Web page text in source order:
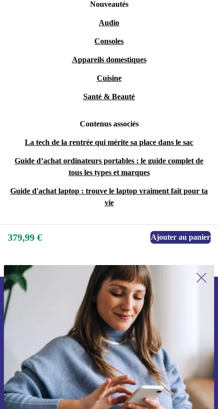
Nouveautés
Audio
Consoles
Appareils domestiques
Cuisine
Santé & Beauté
Contenus associés
La tech de la rentrée qui mérite sa place dans le sac
Guide d’achat ordinateurs portables : le guide complet de
tous les types et marques
Guide d'achat laptop : trouve le laptop vraiment fait pour ta
vie
379,99 € Ajouter au panier
Recevoir offres et infos de refurbed
par mail
Ne manquez plus aucune offre.
S'inscrire
Retrouvez les informations sur l'utilisation des données personnelles
dans notrepolitique de confidentialité.